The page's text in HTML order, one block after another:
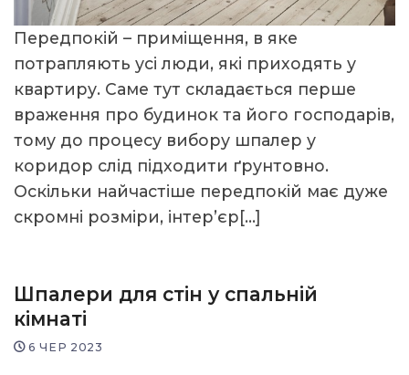
Передпокій – приміщення, в яке
потрапляють усі люди, які приходять у
квартиру. Саме тут складається перше
враження про будинок та його господарів,
тому до процесу вибору шпалер у
коридор слід підходити ґрунтовно.
Оскільки найчастіше передпокій має дуже
скромні розміри, інтер’єр[…]
Шпалери для стін у спальній
кімнаті
6 ЧЕР 2023